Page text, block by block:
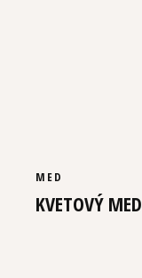
MED
KVETOVÝ MED